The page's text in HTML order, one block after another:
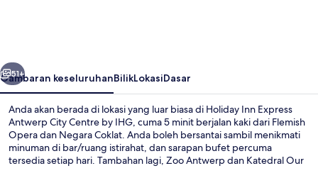
Centre
by
IHG
Seterusnya
51+
Gambaran keseluruhanBilikLokasiDasar
Anda akan berada di lokasi yang luar biasa di Holiday Inn Express
Antwerp City Centre by IHG, cuma 5 minit berjalan kaki dari Flemish
Opera dan Negara Coklat. Anda boleh bersantai sambil menikmati
minuman di bar/ruang istirahat, dan sarapan bufet percuma
tersedia setiap hari. Tambahan lagi, Zoo Antwerp dan Katedral Our